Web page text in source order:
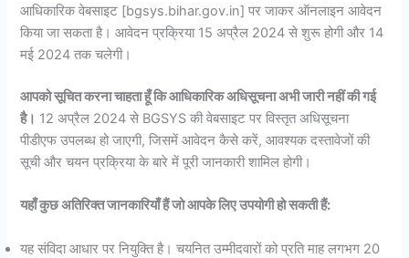
आधिकारिक वेबसाइट [bgsys.bihar.gov.in] पर जाकर ऑनलाइन आवेदन
किया जा सकता है। आवेदन प्रक्रिया 15 अप्रैल 2024 से शुरू होगी और 14
मई 2024 तक चलेगी।
आपको सूचित करना चाहता हूँ कि आधिकारिक अधिसूचना अभी जारी नहीं की गई
है। 12 अप्रैल 2024 से BGSYS की वेबसाइट पर विस्तृत अधिसूचना
पीडीएफ उपलब्ध हो जाएगी, जिसमें आवेदन कैसे करें, आवश्यक दस्तावेजों की
सूची और चयन प्रक्रिया के बारे में पूरी जानकारी शामिल होगी।
यहाँ कुछ अतिरिक्त जानकारियाँ हैं जो आपके लिए उपयोगी हो सकती हैं:
यह संविदा आधार पर नियुक्ति है। चयनित उम्मीदवारों को प्रति माह लगभग 20